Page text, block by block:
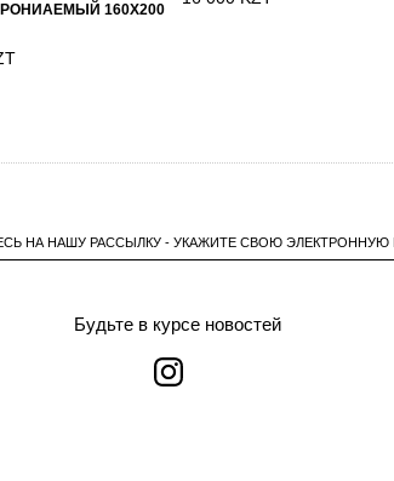
160Х200
НА НАШУ РАССЫЛКУ - УКАЖИТЕ СВОЮ ЭЛЕКТРОННУЮ
Будьте в курсе новостей